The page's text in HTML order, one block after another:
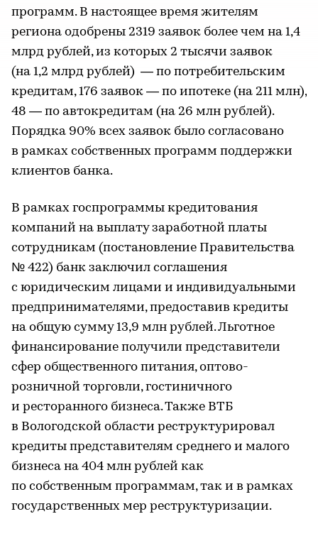
программ. В настоящее время жителям
региона одобрены 2319 заявок более чем на 1,4
млрд рублей, из которых 2 тысячи заявок
(на 1,2 млрд рублей) — по потребительским
кредитам, 176 заявок — по ипотеке (на 211 млн),
48 — по автокредитам (на 26 млн рублей).
Порядка 90% всех заявок было согласовано
в рамках собственных программ поддержки
клиентов банка.
В рамках госпрограммы кредитования
компаний на выплату заработной платы
сотрудникам (постановление Правительства
№ 422) банк заключил соглашения
с юридическим лицами и индивидуальными
предпринимателями, предоставив кредиты
на общую сумму 13,9 млн рублей. Льготное
финансирование получили представители
сфер общественного питания, оптово-
розничной торговли, гостиничного
и ресторанного бизнеса. Также ВТБ
в Вологодской области реструктурировал
кредиты представителям среднего и малого
бизнеса на 404 млн рублей как
по собственным программам, так и в рамках
государственных мер реструктуризации.